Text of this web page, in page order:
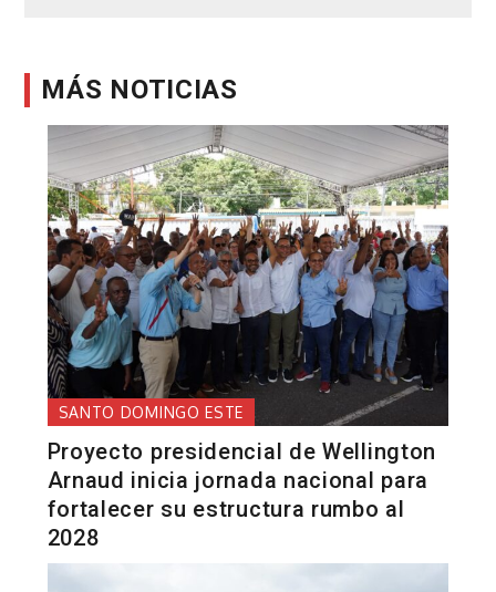
MÁS NOTICIAS
SANTO DOMINGO ESTE
Proyecto presidencial de Wellington
Arnaud inicia jornada nacional para
fortalecer su estructura rumbo al
2028